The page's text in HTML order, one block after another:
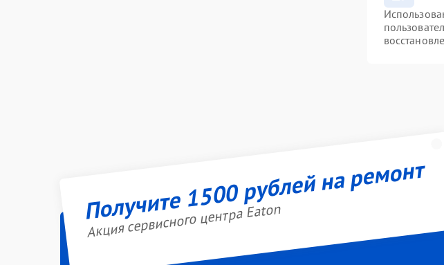
Получите 1500 рублей на ремонт
Акция сервисного центра Eaton